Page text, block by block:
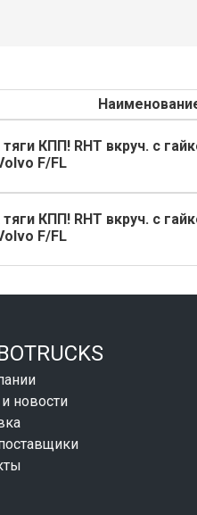
КПП! RHT вкруч. с
F/FL
КПП! RHT вкруч. с
F/FL
новости